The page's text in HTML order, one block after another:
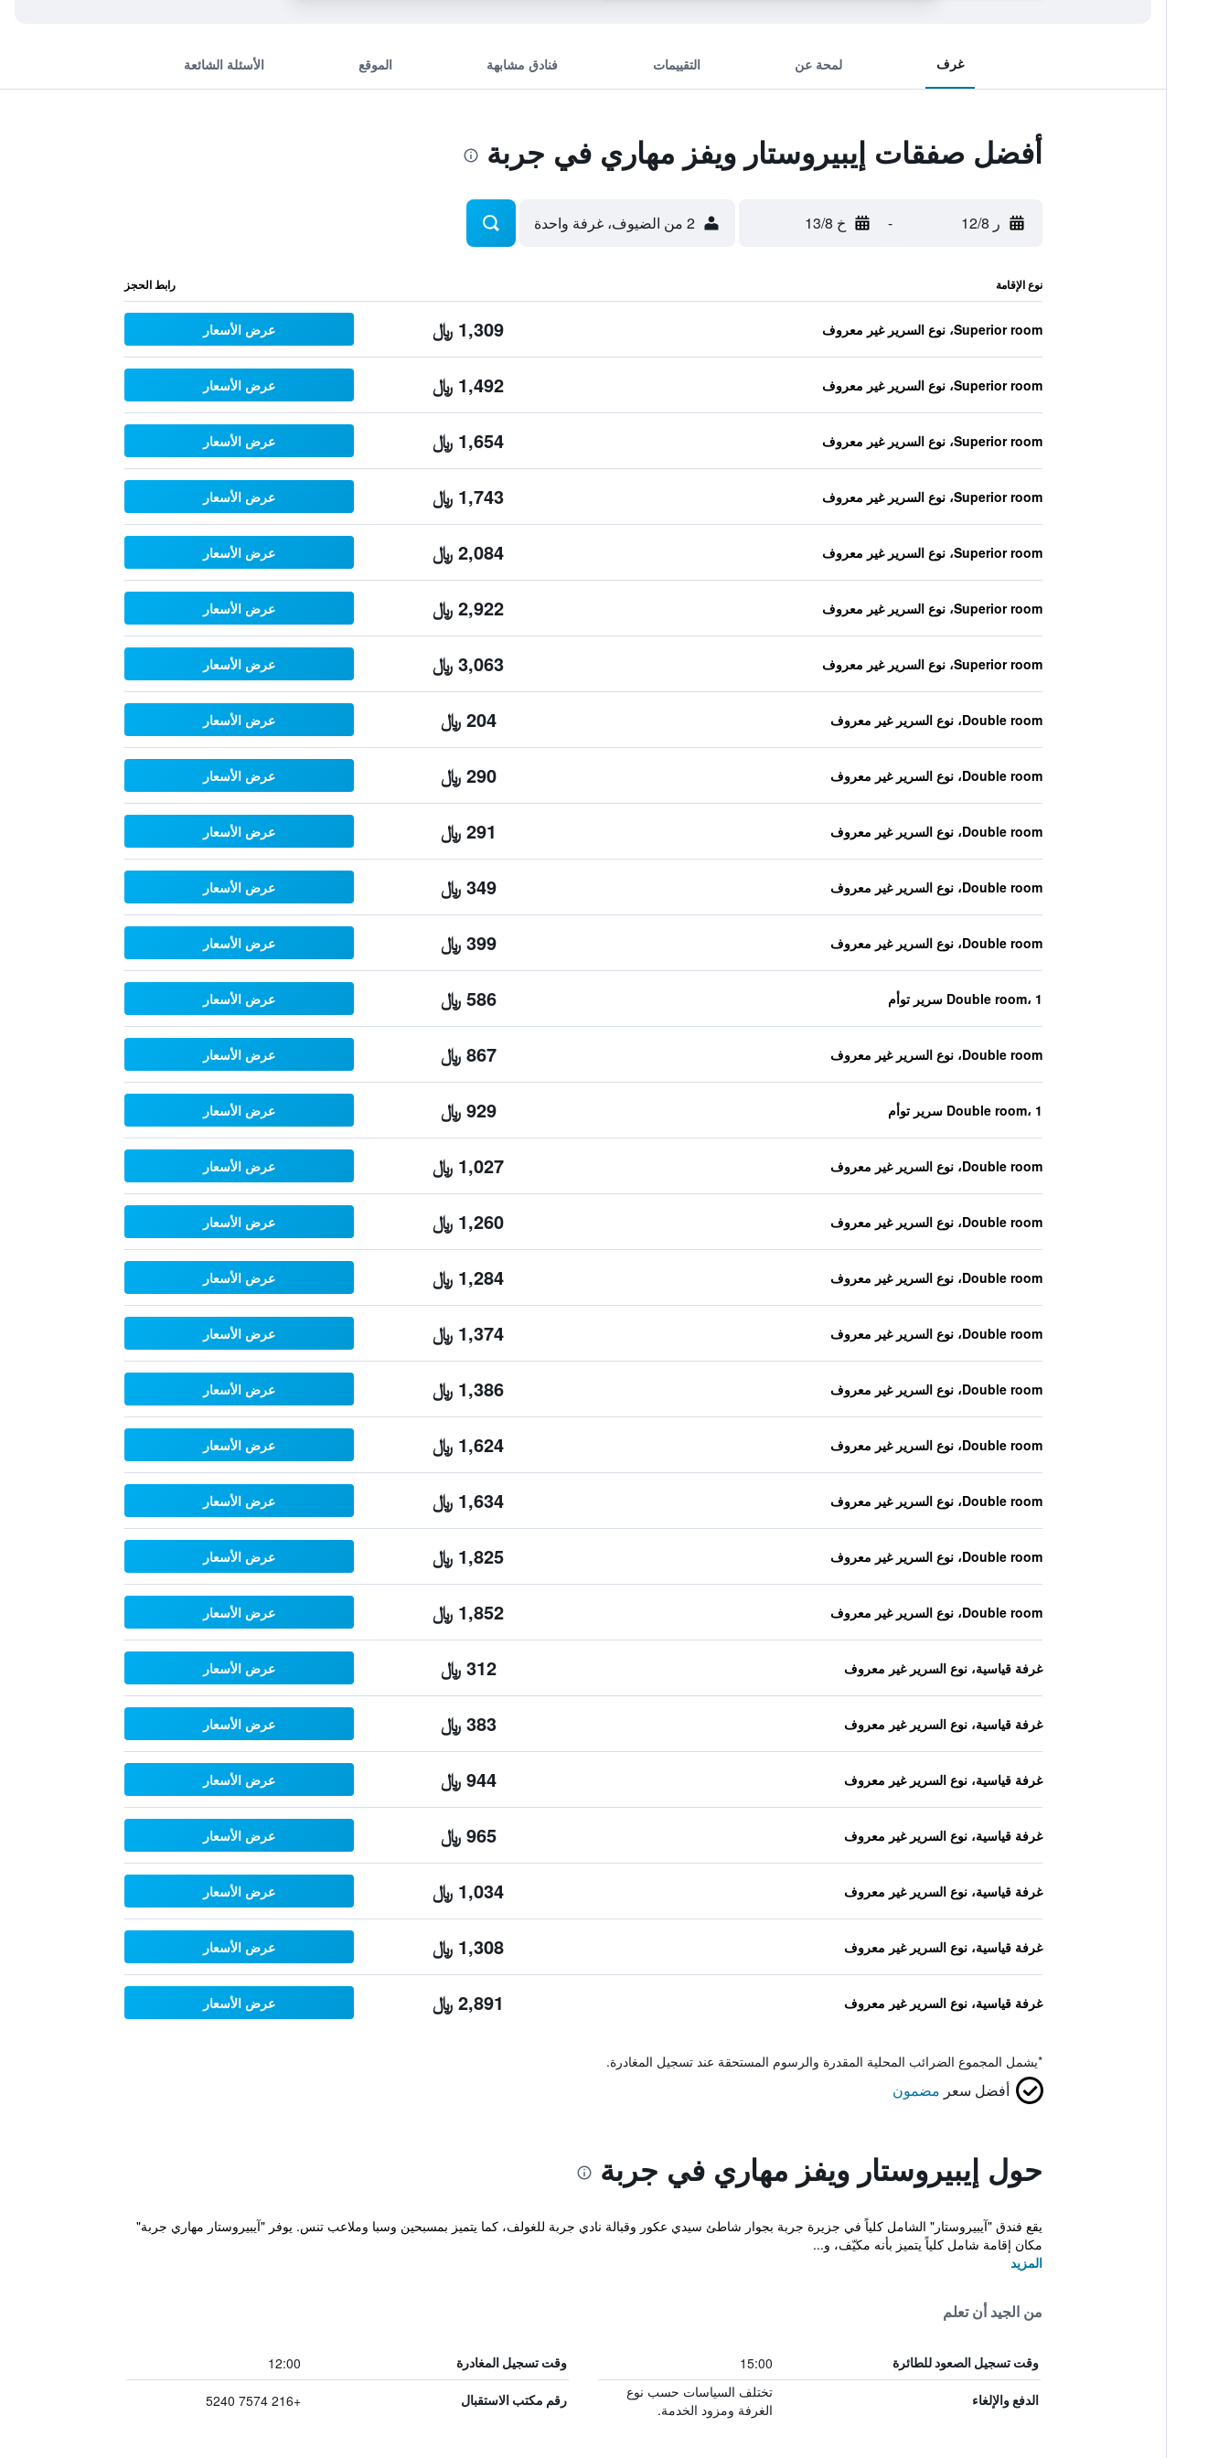
غرف لمحة عن التقييمات فنادق مشابهة الموقع الأسئلة الشائعة
أفضل صفقات إيبيروستار ويفز مهاري في جربة
ر 12/8 - خ 13/8 2 من الضيوف، غرفة واحدة
نوع الإقامة رابط الحجز
Superior room، نوع السرير غير معروف 1,309 ﷼ عرض الأسعار
Superior room، نوع السرير غير معروف 1,492 ﷼ عرض الأسعار
Superior room، نوع السرير غير معروف 1,654 ﷼ عرض الأسعار
Superior room، نوع السرير غير معروف 1,743 ﷼ عرض الأسعار
Superior room، نوع السرير غير معروف 2,084 ﷼ عرض الأسعار
Superior room، نوع السرير غير معروف 2,922 ﷼ عرض الأسعار
Superior room، نوع السرير غير معروف 3,063 ﷼ عرض الأسعار
Double room، نوع السرير غير معروف 204 ﷼ عرض الأسعار
Double room، نوع السرير غير معروف 290 ﷼ عرض الأسعار
Double room، نوع السرير غير معروف 291 ﷼ عرض الأسعار
Double room، نوع السرير غير معروف 349 ﷼ عرض الأسعار
Double room، نوع السرير غير معروف 399 ﷼ عرض الأسعار
Double room، 1 سرير توأم 586 ﷼ عرض الأسعار
Double room، نوع السرير غير معروف 867 ﷼ عرض الأسعار
Double room، 1 سرير توأم 929 ﷼ عرض الأسعار
Double room، نوع السرير غير معروف 1,027 ﷼ عرض الأسعار
Double room، نوع السرير غير معروف 1,260 ﷼ عرض الأسعار
Double room، نوع السرير غير معروف 1,284 ﷼ عرض الأسعار
Double room، نوع السرير غير معروف 1,374 ﷼ عرض الأسعار
Double room، نوع السرير غير معروف 1,386 ﷼ عرض الأسعار
Double room، نوع السرير غير معروف 1,624 ﷼ عرض الأسعار
Double room، نوع السرير غير معروف 1,634 ﷼ عرض الأسعار
Double room، نوع السرير غير معروف 1,825 ﷼ عرض الأسعار
Double room، نوع السرير غير معروف 1,852 ﷼ عرض الأسعار
غرفة قياسية، نوع السرير غير معروف 312 ﷼ عرض الأسعار
غرفة قياسية، نوع السرير غير معروف 383 ﷼ عرض الأسعار
غرفة قياسية، نوع السرير غير معروف 944 ﷼ عرض الأسعار
غرفة قياسية، نوع السرير غير معروف 965 ﷼ عرض الأسعار
غرفة قياسية، نوع السرير غير معروف 1,034 ﷼ عرض الأسعار
غرفة قياسية، نوع السرير غير معروف 1,308 ﷼ عرض الأسعار
غرفة قياسية، نوع السرير غير معروف 2,891 ﷼ عرض الأسعار
*يشمل المجموع الضرائب المحلية المقدرة والرسوم المستحقة عند تسجيل المغادرة.
أفضل سعر مضمون
حول إيبيروستار ويفز مهاري في جربة
يقع فندق "آيبيروستار" الشامل كلياً في جزيرة جربة بجوار شاطئ سيدي عكور وقبالة نادي جربة للغولف، كما يتميز بمسبحين وسبا وملاعب تنس. يوفر "آيبيروستار مهاري جربة"
مكان إقامة شامل كلياً يتميز بأنه مكيّف، و...
المزيد
من الجيد أن تعلم
وقت تسجيل الصعود للطائرة 15:00 وقت تسجيل المغادرة 12:00
الدفع والإلغاء
تختلف السياسات حسب نوع
الغرفة ومزود الخدمة.
رقم مكتب الاستقبال +216 7574 5240